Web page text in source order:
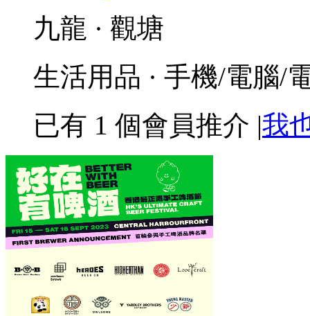
九龍 · 觀塘
生活用品 · 手機/電腦/
已有 1 個會員推介 |我